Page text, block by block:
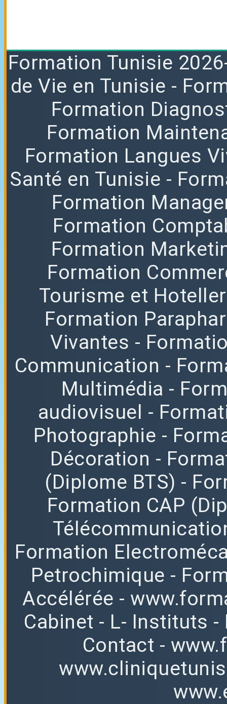
Formation Tunisie
de Vie en Tunisie -
Formation
Formation
Formation Langues
Santé en Tunisie -
Formation
Formation
Formation
Formation
Tourisme et
Formation
Vivantes -
Communication -
Multimédia -
audiovisuel -
Photographie -
Décoration -
(Diplome BTS) -
Formation CAP
Formation
Petrochimique -
Accélérée -
Cabinet - L- Instituts -
Contact -